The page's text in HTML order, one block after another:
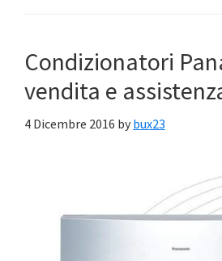
Condizionatori
vendita e
4 Dicembre 2016 by bux23